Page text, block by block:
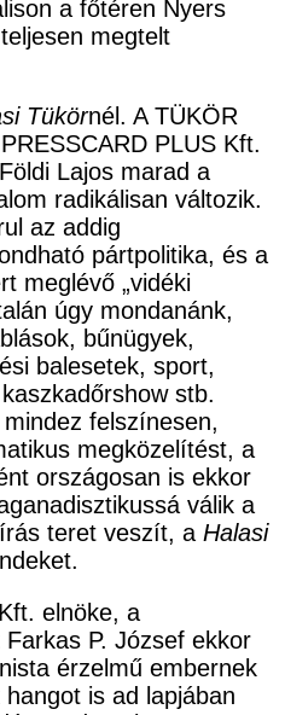
a főtéren Nyers
megtelt
Tükörnél. A TÜKÖR
PLUS Kft.
Lajos marad a
radikálisan változik.
az addig
pártpolitika, és a
meglévő „vidéki
úgy mondanánk,
bűnügyek,
balesetek, sport,
stb.
felszínesen,
megközelítést, a
országosan is ekkor
válik a
teret veszít, a Halasi
elnöke, a
P. József ekkor
érzelmű embernek
is ad lapjában